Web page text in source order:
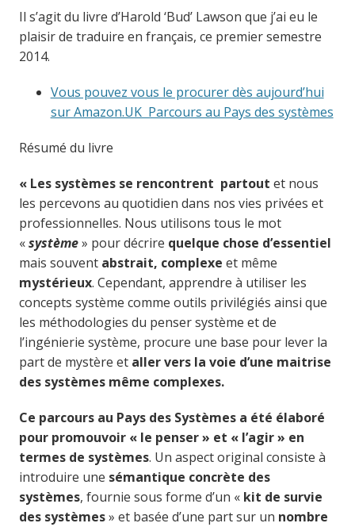
Il s’agit du livre d’Harold ‘Bud’ Lawson que j’ai eu le
plaisir de traduire en français, ce premier semestre
2014.
Vous pouvez vous le procurer dès aujourd’hui
sur Amazon.UK Parcours au Pays des systèmes
Résumé du livre
« Les systèmes se rencontrent partout et nous
les percevons au quotidien dans nos vies privées et
professionnelles. Nous utilisons tous le mot
«système» pour décrire quelque chose d’essentiel
mais souventabstrait, complexe et même
mystérieux. Cependant, apprendre à utiliser les
concepts système comme outils privilégiés ainsi que
les méthodologies du penser système et de
l’ingénierie système, procure une base pour lever la
part de mystère et aller vers la voie d’une maitrise
des systèmes même complexes.
Ce parcours au Pays des Systèmes a été élaboré
pour promouvoir « le penser » et « l’agir » en
termes de systèmes. Un aspect original consiste à
introduire une sémantique concrète des
systèmes, fournie sous forme d’un «kit de survie
des systèmes» et basée d’une part sur un nombre